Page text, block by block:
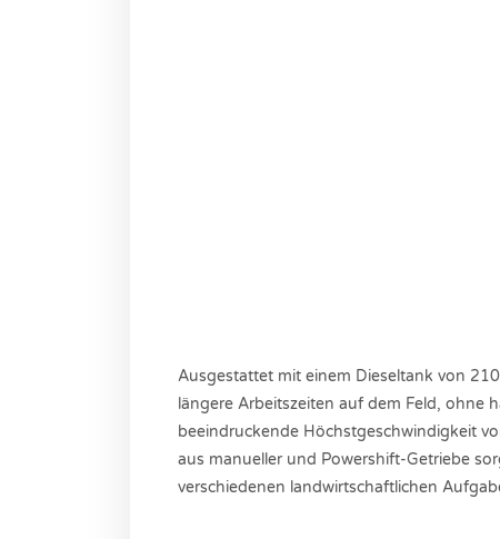
Ausgestattet mit einem Dieseltank von
längere Arbeitszeiten auf dem Feld, ohne
beeindruckende Höchstgeschwindigkeit
aus manueller und Powershift-Getriebe
verschiedenen landwirtschaftlichen